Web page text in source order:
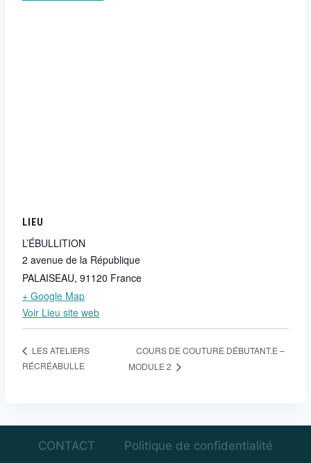
LIEU
L’ÉBULLITION
2 avenue de la République
PALAISEAU, 91120 France
+ Google Map
Voir Lieu site web
LES ATELIERS
RÉCRÉABULLE
COURS DE COUTURE DÉBUTANT.E –
MODULE 2
CONTACT
Politique de confidentialité